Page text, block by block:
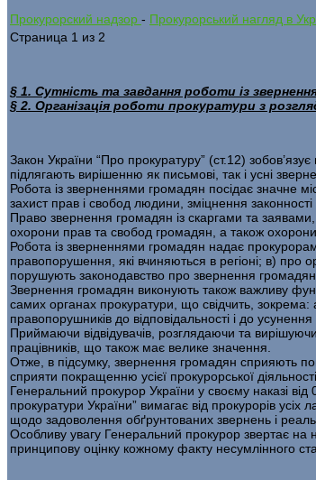
Прокурорский надзор - Прокурорський нагляд в
Страница 1 из 2
§ 1. Сутність та завдання роботи із
§ 2. Організація роботи прокуратури з
Закон України “Про прокуратуру” (ст.12)
підлягають вирішенню як письмові, так і усні
Робота із зверненнями громадян посідає значне
захист прав і свобод людини, зміцнення
Право звернення громадян із скаргами та
охорони прав та свобод громадян, а також охорони
Робота із зверненнями громадян надає
правопорушення, які вчиняються в регіоні; в) про
порушують законодавство про звернення громадян.
Звернення громадян виконують також важливу
самих органах прокуратури, що свідчить,
правопорушників до відповідальності і до
Приймаючи відвідувачів, розглядаючи та
працівників, що також має велике значення.
Отже, в підсумку, звернення громадян сприяють
сприяти покращенню усієї прокурорської діяльності.
Генеральний прокурор України у своєму наказі
прокуратури України” вимагає від прокурорів
щодо задоволення обґрунтованих звернень і
Особливу увагу Генеральний прокурор звертає на
принципову оцінку кожному факту несумлінного